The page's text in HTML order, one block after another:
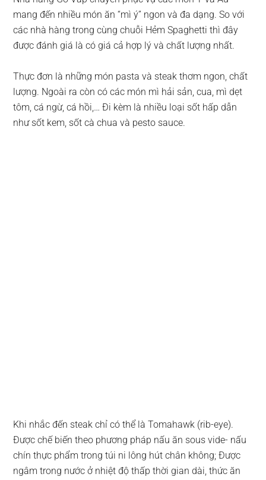
mang đến nhiều món ăn “mì ý” ngon và đa dạng. So với
các nhà hàng trong cùng chuỗi Hẻm Spaghetti thì đây
được đánh giá là có giá cả hợp lý và chất lượng nhất.
Thực đơn là những món pasta và steak thơm ngon, chất
lượng. Ngoài ra còn có các món mì hải sản, cua, mì dẹt
tôm, cá ngừ, cá hồi,… Đi kèm là nhiều loại sốt hấp dẫn
như sốt kem, sốt cà chua và pesto sauce.
Khi nhắc đến steak chỉ có thể là Tomahawk (rib-eye).
Được chế biến theo phương pháp nấu ăn sous vide- nấu
chín thực phẩm trong túi ni lông hút chân không; Được
ngâm trong nước ở nhiệt độ thấp thời gian dài, thức ăn